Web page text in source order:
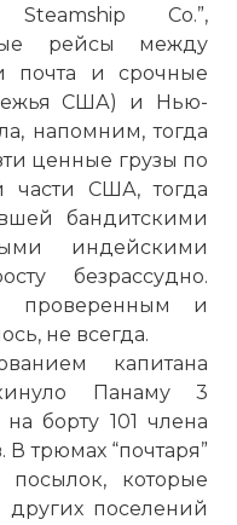
Co.”,
рейсы между
почта и срочные
США) и Нью-
напомним, тогда
ценные грузы по
части США, тогда
бандитскими
индейскими
безрассудно.
проверенным и
не всегда.
капитана
Панаму 3
борту 101 члена
трюмах “почтаря”
которые
поселений